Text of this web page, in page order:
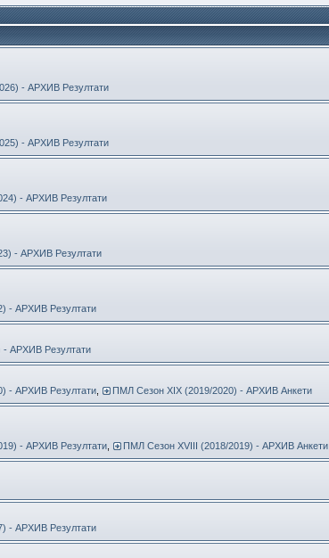
- АРХИВ Резултати
- АРХИВ Резултати
- АРХИВ Резултати
- АРХИВ Резултати
- АРХИВ Резултати
АРХИВ Резултати
- АРХИВ Резултати ПМЛ Сезон ХIX (2019/2020) - АРХИВ Анкети
- АРХИВ Резултати ПМЛ Сезон ХVIII (2018/2019) - АРХИВ Анкети
- АРХИВ Резултати